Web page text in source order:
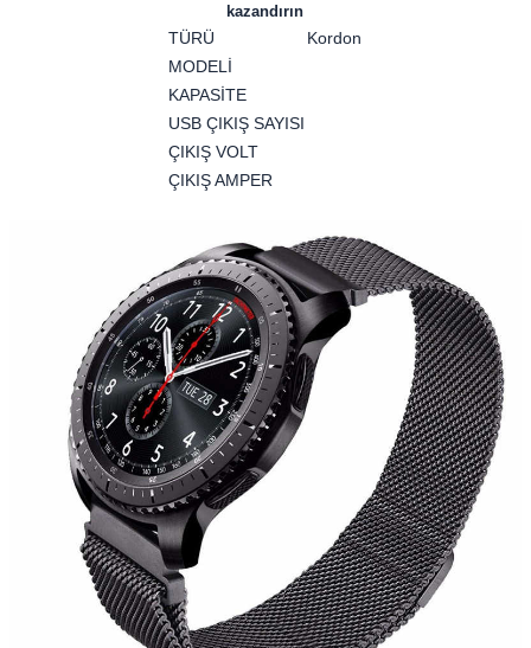
kazandırın
TÜRÜ
Kordon
MODELİ
KAPASİTE
USB ÇIKIŞ SAYISI
ÇIKIŞ VOLT
ÇIKIŞ AMPER